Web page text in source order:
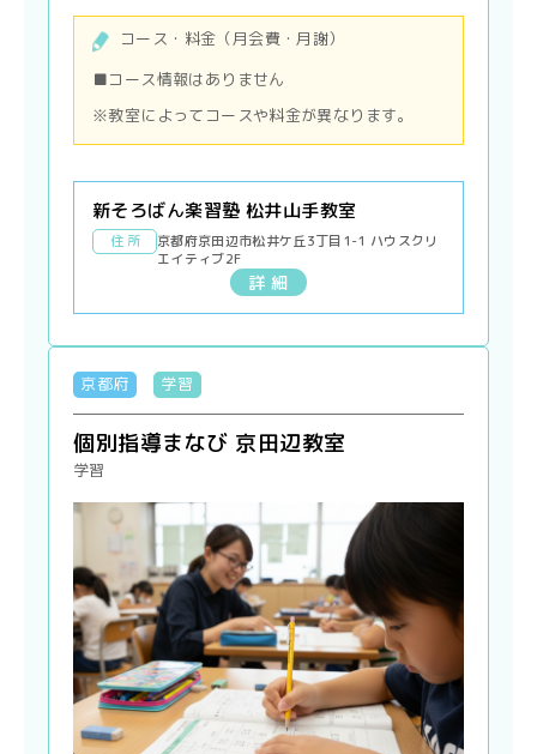
コース・料金（月会費・月謝）
■コース情報はありません
※教室によってコースや料金が異なります。
新そろばん楽習塾 松井山手教室
住 所
京都府京田辺市松井ケ丘3丁目1-1 ハウスクリ
エイティブ2F
詳 細
京都府 学習
個別指導まなび 京田辺教室
学習